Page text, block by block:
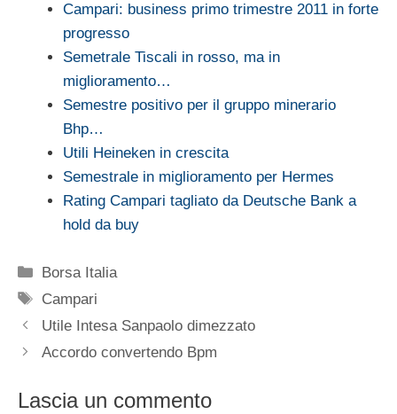
Campari: business primo trimestre 2011 in forte
progresso
Semetrale Tiscali in rosso, ma in
miglioramento…
Semestre positivo per il gruppo minerario
Bhp…
Utili Heineken in crescita
Semestrale in miglioramento per Hermes
Rating Campari tagliato da Deutsche Bank a
hold da buy
Categorie
Borsa Italia
Tag
Campari
Utile Intesa Sanpaolo dimezzato
Accordo convertendo Bpm
Lascia un commento